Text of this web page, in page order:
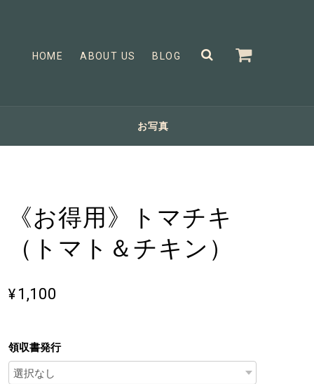
HOME ABOUT US BLOG
お写真
《お得用》トマチキ
（トマト＆チキン）
¥1,100
領収書発行